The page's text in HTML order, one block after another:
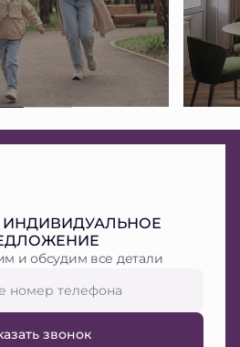
ИНДИВИДУАЛЬНОЕ
и обсудим все детали
звонок